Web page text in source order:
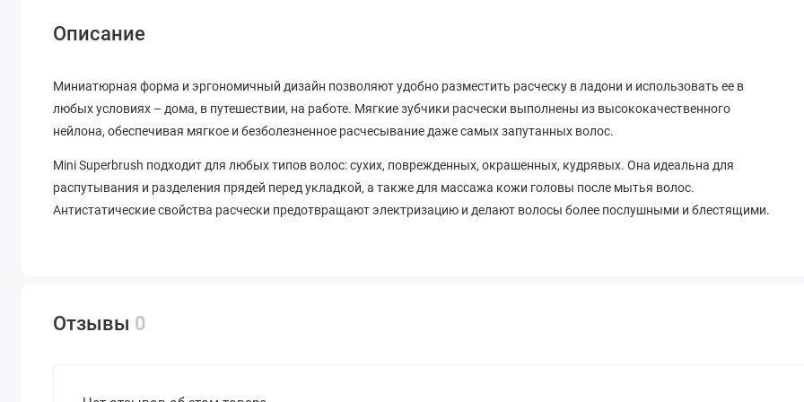
Описание
Миниатюрная форма и эргономичный дизайн позволяют удобно разместить расческу в ладони и использовать ее в
любых условиях – дома, в путешествии, на работе. Мягкие зубчики расчески выполнены из высококачественного
нейлона, обеспечивая мягкое и безболезненное расчесывание даже самых запутанных волос.
Mini Superbrush подходит для любых типов волос: сухих, поврежденных, окрашенных, кудрявых. Она идеальна для
распутывания и разделения прядей перед укладкой, а также для массажа кожи головы после мытья волос.
Антистатические свойства расчески предотвращают электризацию и делают волосы более послушными и блестящими.
Отзывы 0